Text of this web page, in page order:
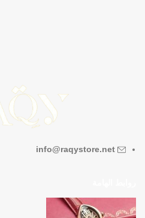
info@raqystore.net